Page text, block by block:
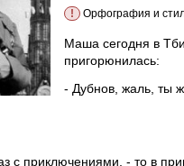
! Орфография и
Маша сегодня в
пригорюнилась:
- Дубнов, жаль, ты
с приключениями, - то в